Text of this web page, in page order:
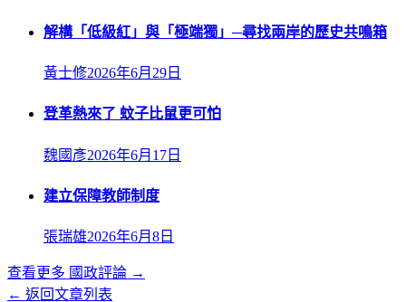
解構「低級紅」與「極端獨」─尋找兩岸的歷史共鳴箱
黃士修2026年6月29日
登革熱來了 蚊子比鼠更可怕
魏國彥2026年6月17日
建立保障教師制度
張瑞雄2026年6月8日
查看更多 國政評論 →
← 返回文章列表